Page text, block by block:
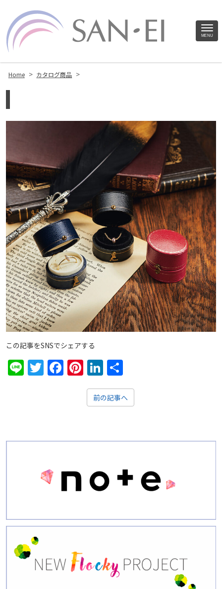
MENU
Home > カタログ商品 >
この記事をSNSでシェアする
LineTwitter
Facebook
Pinterest
LinkedIn
有
前の記事へ
Site
Footer